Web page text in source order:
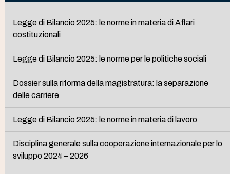
Legge di Bilancio 2025: le norme in materia di Affari
costituzionali
Legge di Bilancio 2025: le norme per le politiche sociali
Dossier sulla riforma della magistratura: la separazione
delle carriere
Legge di Bilancio 2025: le norme in materia di lavoro
Disciplina generale sulla cooperazione internazionale per lo
sviluppo 2024 – 2026